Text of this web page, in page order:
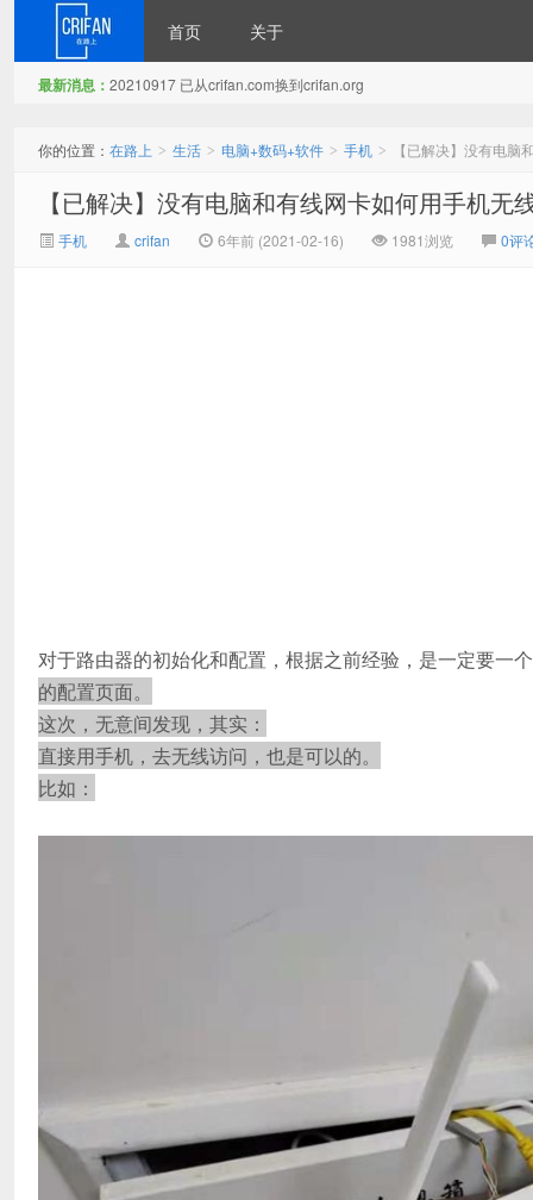
首页 关于
最新消息： 20210917 已从crifan.com换到crifan.org
你的位置： 在路上 > 生活 > 电脑+数码+软件 > 手机 > 【已解决】没有电
【已解决】没有电脑和有线网卡如何用手机无
手机 crifan 6年前 (2021-02-16) 1981浏览 0评
对于路由器的初始化和配置，根据之前经验，是一定要一
的配置页面。
这次，无意间发现，其实：
直接用手机，去无线访问，也是可以的。
比如：